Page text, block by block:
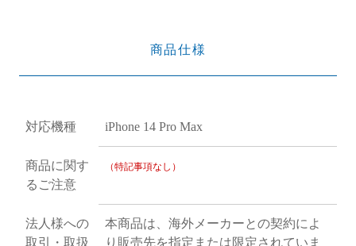
商品仕様
対応機種 iPhone 14 Pro Max
商品に関す
るご注意
（特記事項なし）
法人様への
取引・取扱
本商品は、海外メーカーとの契約によ
り販売先を指定または限定されていま